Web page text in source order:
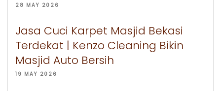
28 MAY 2026
Jasa Cuci Karpet Masjid Bekasi
Terdekat | Kenzo Cleaning Bikin
Masjid Auto Bersih
19 MAY 2026